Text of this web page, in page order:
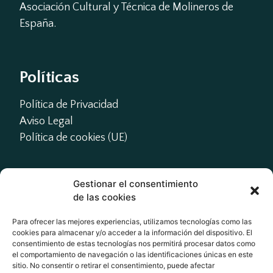
Gestionar el consentimiento
de las cookies
Para ofrecer las mejores experiencias, utilizamos tecnologías como las
cookies para almacenar y/o acceder a la información del dispositivo. El
consentimiento de estas tecnologías nos permitirá procesar datos como
el comportamiento de navegación o las identificaciones únicas en este
sitio. No consentir o retirar el consentimiento, puede afectar
e
o
Asociación Cultural y Técnica de Molineros de
España.
Políticas
Política de Privacidad
Aviso Legal
Política de cookies (UE)
Contacto
presidente@actme.es
administracion@actme.es
+34 647 66 63 18